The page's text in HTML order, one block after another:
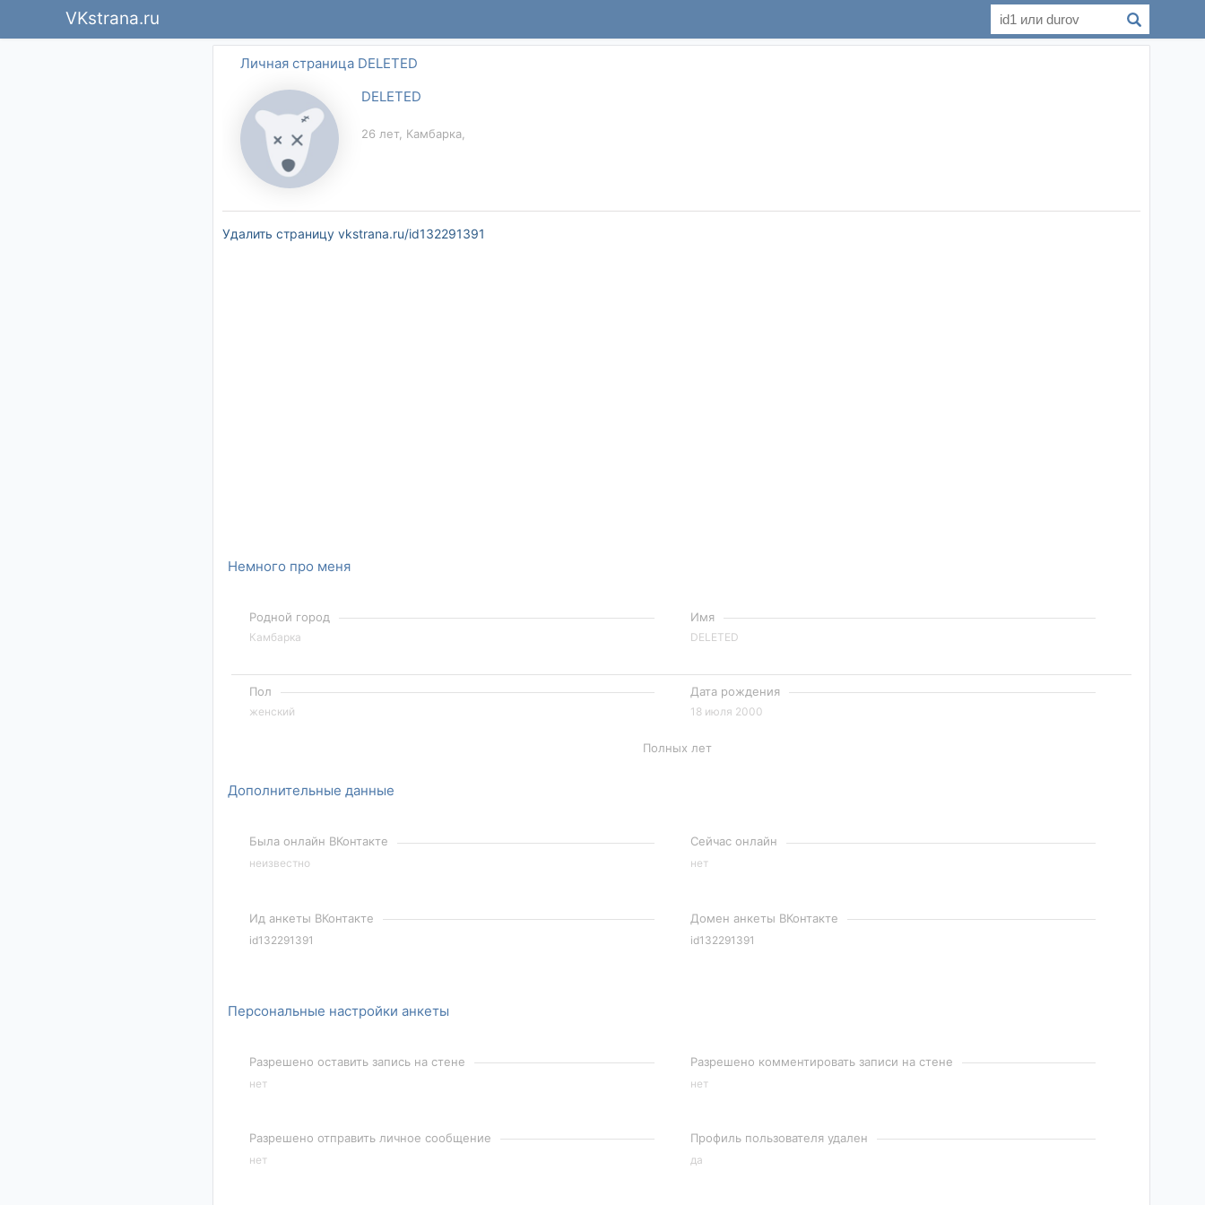
VKstrana.ru
Личная страница DELETED
DELETED
26 лет, Камбарка,
Удалить страницу vkstrana.ru/id132291391
Немного про меня
Родной город
Камбарка
Имя
DELETED
Пол
женский
Дата рождения
18 июля 2000
Полных лет
Дополнительные данные
Была онлайн ВКонтакте
неизвестно
Сейчас онлайн
нет
Ид анкеты ВКонтакте
id132291391
Домен анкеты ВКонтакте
id132291391
Персональные настройки анкеты
Разрешено оставить запись на стене
нет
Разрешено комментировать записи на стене
нет
Разрешено отправить личное сообщение
нет
Профиль пользователя удален
да